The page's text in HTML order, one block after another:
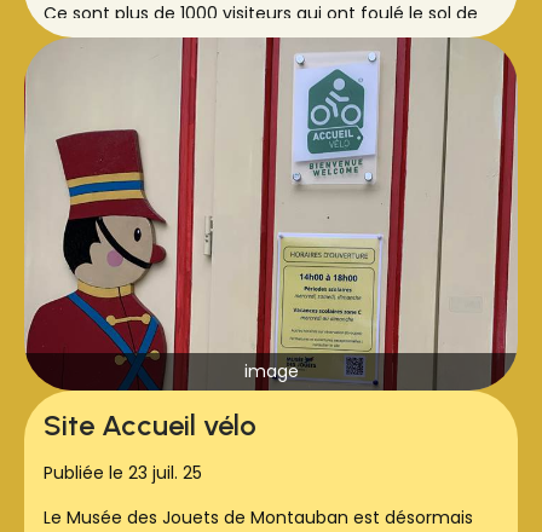
Ce sont plus de 1000 visiteurs qui ont foulé le sol de
l'aérodrome de Septfonds mis à disposition par son
propriétaire M. Yves Berry. Tous ont pu se régaler les
yeux, les oreilles et les papilles, dans un lieu vaste et
agréable, et une ambiance calme et conviviale.
Notre stand a fait la joie des enfants avec les jeux en
bois que nous avions amenés et de tous avec notre
invitation à venir ou revenir découvrir le musée.
image
Site Accueil vélo
Publiée le 23 juil. 25
Le Musée des Jouets de Montauban est désormais